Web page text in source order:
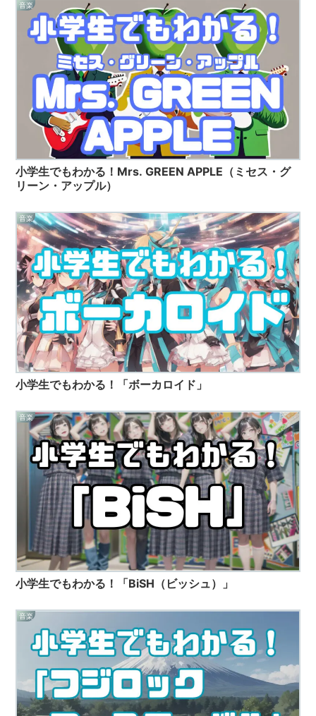
音楽
小学生でもわかる！Mrs. GREEN APPLE（ミセス・グ
リーン・アップル）
音楽
小学生でもわかる！「ボーカロイド」
音楽
小学生でもわかる！「BiSH（ビッシュ）」
音楽